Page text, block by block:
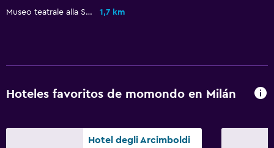
TV
Accesibilidad y adecuación
Para no fumadores
Museo teatrale alla Scala
1,7 km
Hoteles favoritos de momondo en Milán
Hotel degli Arcimboldi